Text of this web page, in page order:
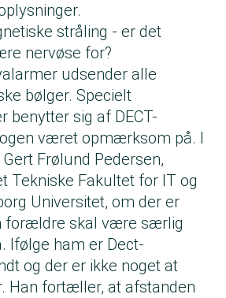
stråling - er det
nervøse for?
udsender alle
bølger. Specielt
benytter sig af DECT-
været opmærksom på. I
Frølund Pedersen,
Tekniske Fakultet for IT og
Universitet, om der er
forældre skal være særlig
Ifølge ham er Dect-
og der er ikke noget at
Han fortæller, at afstanden